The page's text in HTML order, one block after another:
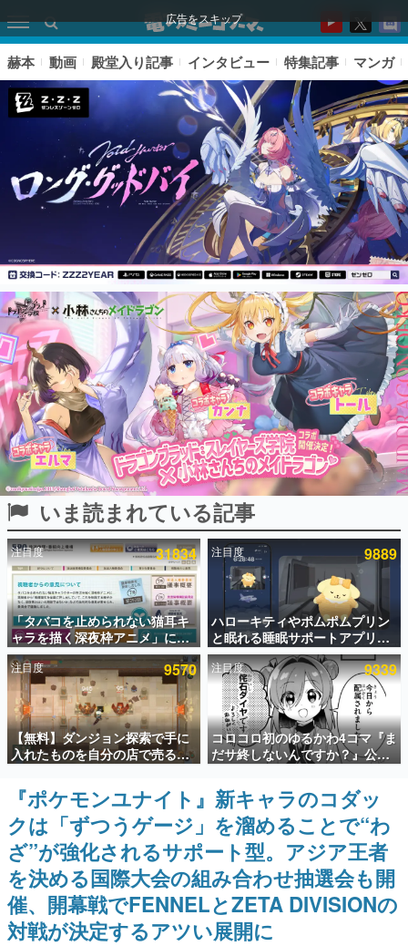
広告をスキップ
ピックアップ
電ファミのいま読まれている記事ランキング
アプリセール情報
インタビュー
連載・特集一覧
殿堂入り記事
SNS拡散数が数千以上！ ページビュー数万以上！ などな
ど。多くの人々に読まれた、電ファミ渾身の“殿堂入り”記
事をまとめました。
ゲームの企画書
名作ゲームクリエイターの方々に製作時のエピソードをお
聞きし、ヒットする企画（ゲーム）とは何か？を探ってい
きます。
赫本
この物語を解いてはいけない。『赫本』は、〈試験問題〉
の形をした短編ホラー小説集です。
新世代に訊く
これからのデジタルゲーム市場を担う若きクリエイター達
の姿を追い、彼らのルーツと情熱を探っていきます。
ゲーム世代の作家たち
ゲームに多大な影響を受けた作家さんに取材し、ゲームが
日本のコンテンツ産業やカルチャーに与えた影響を探る企
画です。
日本モバイルゲーム産業史
日本のモバイルゲーム史における主要なトピック・タイト
ルを網羅するほか、開発者へのインタビューや識者による
解説を掲載。約20年の歴史が一望できる決定版！
赫本 動画 殿堂入り記事 インタビュー 特集記事 マンガ
いま読まれている記事
注目度 31834
「タバコを止められない猫耳キ
ャラを描く深夜枠アニメ」に視
聴者の一部から批判意見。違法
薬物の使用と思わしき描写も含
めて、BPOが議論を交わす
注目度 9889
ハローキティやポムポムプリン
と眠れる睡眠サポートアプリ
『ゆめたび』が配信中。キャラ
ごとのASMRや目覚ましアラー
ムも搭載
注目度 9570
【無料】ダンジョン探索で手に
入れたものを自分の店で売るゲ
ーム『Moonlighter』がSteam
にて無料配布中！続編
『Moonlighter 2』の9月2日正
式リリースを記念したキャンペ
ーン
注目度 9339
コロコロ初のゆるかわ4コマ『ま
だサ終しないんですか？』公開
スタート。主人公は新入社員の
侘石ダイヤ、ゲーム会社を舞台
にトラブルへ対応する社員たち
を描く
『ポケモンユナイト』新キャラのコダッ
クは「ずつうゲージ」を溜めることで“わ
ざ”が強化されるサポート型。アジア王者
を決める国際大会の組み合わせ抽選会も開
催、開幕戦でFENNELとZETA DIVISIONの
対戦が決定するアツい展開に